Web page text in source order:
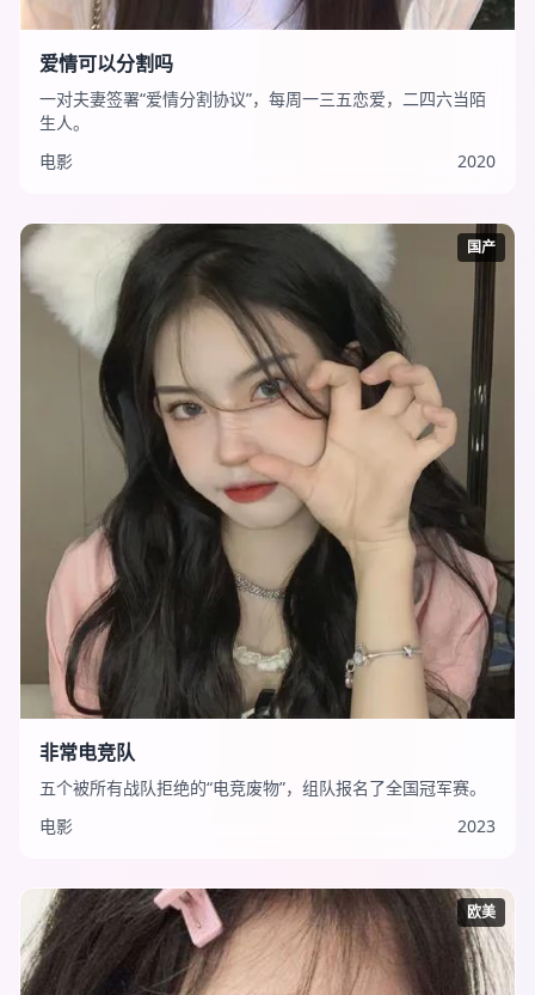
爱情可以分割吗
一对夫妻签署“爱情分割协议”，每周一三五恋爱，二四六当陌
生人。
电影
2020
国产
非常电竞队
五个被所有战队拒绝的“电竞废物”，组队报名了全国冠军赛。
电影
2023
欧美